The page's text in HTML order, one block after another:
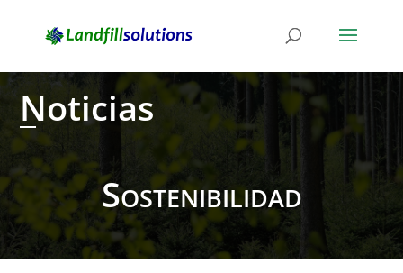
Noticias
Sostenibilidad